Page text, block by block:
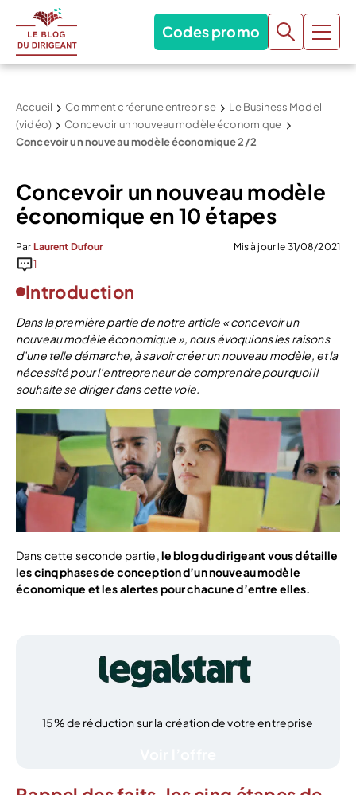
Codes promo
Accueil Comment créer une entreprise
Le Business Model
(vidéo)
Concevoir un nouveau modèle économique
Concevoir un nouveau modèle économique 2/2
Concevoir un nouveau modèle
économique en 10 étapes
Par Laurent Dufour
Mis à jour le 31/08/2021
1
Introduction
Dans la première partie de notre article « concevoir un
nouveau modèle économique », nous évoquions les raisons
d’une telle démarche, à savoir créer un nouveau modèle, et la
nécessité pour l’entrepreneur de comprendre pourquoi il
souhaite se diriger dans cette voie.
Dans cette seconde partie, le blog du dirigeant vous détaille
les cinq phases de conception d’un nouveau modèle
économique et les alertes pour chacune d’entre elles.
15% de réduction sur la création de votre entreprise